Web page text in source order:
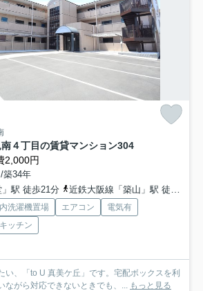
４丁目の賃貸マンション304
2,000円
築34年
駅 徒歩21分
近鉄大阪線「築山」駅 徒歩25分
洗濯機置場 エアコン
電気有
ッチン
い、「to U 真美ケ丘」です。宅配ボックスを利
ながら対応できないときでも、... もっと見る